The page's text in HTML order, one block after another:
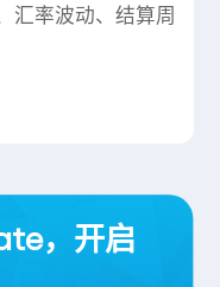
汇率波动、结算周
，开启